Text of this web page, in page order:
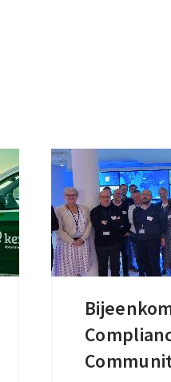
Trade
Compliance